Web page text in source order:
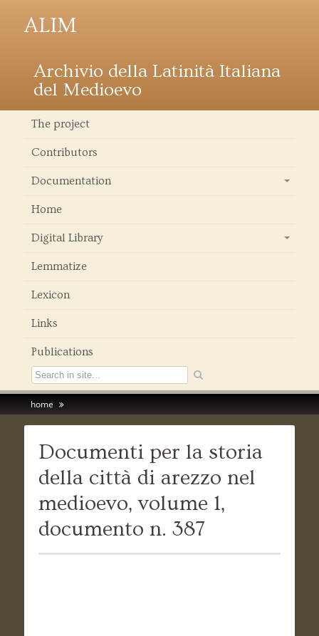
ALIM
Archivio della Latinità Italiana
del Medioevo
The project
Contributors
Documentation
Home
Digital Library
Lemmatize
Lexicon
Links
Publications
home
Documenti per la storia
della città di arezzo nel
medioevo, volume 1,
documento n. 387